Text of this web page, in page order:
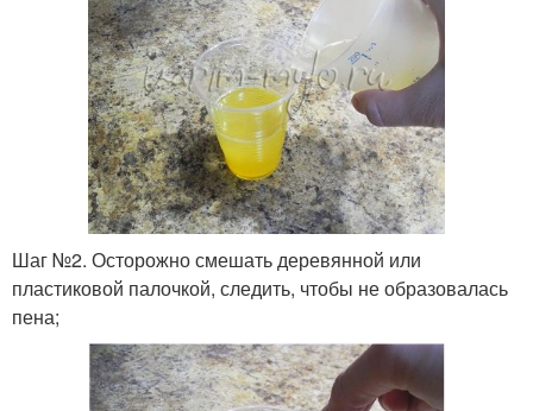
Шаг №2. Осторожно смешать деревянной или
пластиковой палочкой, следить, чтобы не образовалась
пена;